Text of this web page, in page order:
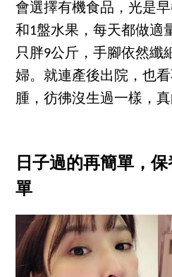
會選擇有機食品，光是
和1盤水果，每天都做適
只胖9公斤，手腳依然纖
婦。就連產後出院，也
腫，彷彿沒生過一樣，真
日子過的再簡單，
單